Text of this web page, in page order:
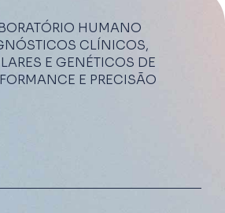
HUMANO
CLÍNICOS,
E GENÉTICOS DE
E PRECISÃO